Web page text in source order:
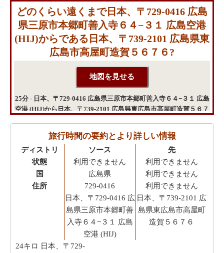
どのくらい遠くまで日本、〒729-0416 広島
県三原市本郷町善入寺６４−３１ 広島空港
(HIJ)からである日本、〒739-2101 広島県東
広島市高屋町造賀５６７６?
25分 - 日本、〒729-0416 広島県三原市本郷町善入寺６４−３１ 広島
空港 (HIJ)から日本、〒739-2101 広島県東広島市高屋町造賀５６７
旅行時間の要約とより詳しい情報
ディストリ
状態
国
住所
ソース
利用できません
広島県
729-0416
日本、〒729-0416 広
島県三原市本郷町善
入寺６４−３１ 広島
空港 (HIJ)
先
利用できません
利用できません
利用できません
日本、〒739-2101 広
島県東広島市高屋町
造賀５６７６
24キロ 日本、〒729-